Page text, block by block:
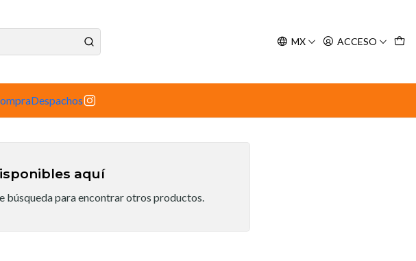
MX ACCESO
Despachos
aquí
búsqueda para encontrar otros productos.